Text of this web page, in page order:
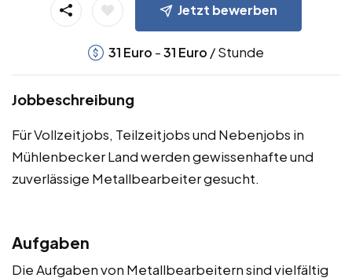
Jetzt bewerben
31 Euro -31 Euro / Stunde
Jobbeschreibung
Für Vollzeitjobs, Teilzeitjobs und Nebenjobs in
Mühlenbecker Land werden gewissenhafte und
zuverlässige Metallbearbeiter gesucht.
Aufgaben
Die Aufgaben von Metallbearbeitern sind vielfältig